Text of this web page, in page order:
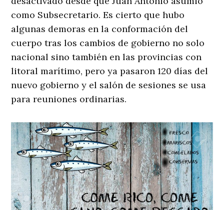
como Subsecretario. Es cierto que hubo
algunas demoras en la conformación del
cuerpo tras los cambios de gobierno no solo
nacional sino también en las provincias con
litoral marítimo, pero ya pasaron 120 días del
nuevo gobierno y el salón de sesiones se usa
para reuniones ordinarias.